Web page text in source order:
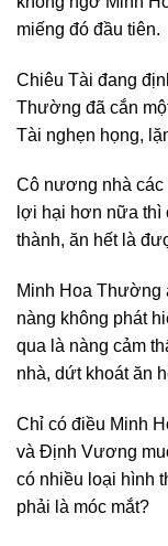
miếng đó đầu tiên.
Chiêu Tài đang
Thường đã cắn
Tài nghẹn họng,
Cô nương nhà
lợi hại hơn nữa thì
thành, ăn hết là
Minh Hoa Thường
nàng không phát
qua là nàng cảm
nhà, dứt khoát ăn
Chỉ có điều Minh
và Định Vương
có nhiều loại hình
phải là móc mắt?